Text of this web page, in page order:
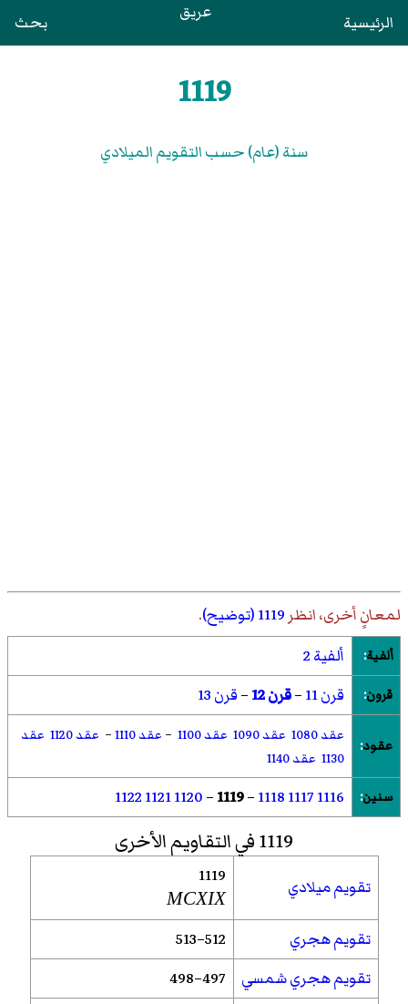
الرئيسية عريق بحث
1119
سنة (عام) حسب التقويم الميلادي
لمعانٍ أخرى، انظر 1119 (توضيح) .
ألفية: ألفية 2
قرون: قرن 11 –قرن 12 –قرن 13
عقود:
عقد 1080 عقد 1090 عقد 1100 – عقد 1110 – عقد 1120
عقد
1130 عقد 1140
سنين:
1116
1117
1118
–
1119
–
1120
1121
1122
1119 في التقاويم الأخرى
تقويم ميلادي 1119
MCXIX
تقويم هجري
512–513
تقويم هجري شمسي
497–498